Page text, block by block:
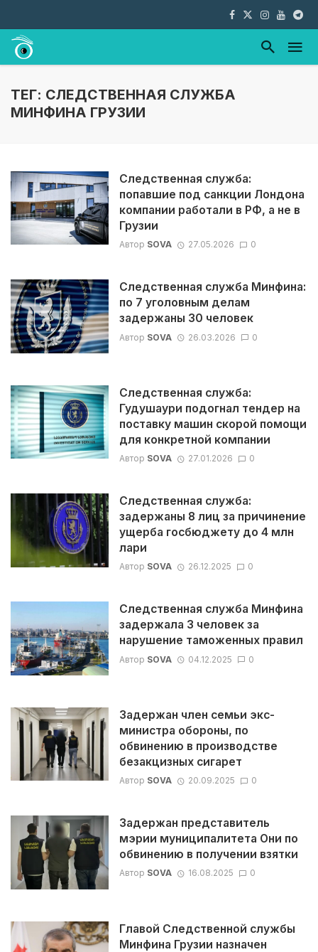
ТЕГ: СЛЕДСТВЕННАЯ СЛУЖБА
МИНФИНА ГРУЗИИ
Следственная служба:
попавшие под санкции Лондона
компании работали в РФ, а не в
Грузии
Автор SOVA 27.05.2026 0
Следственная служба Минфина:
по 7 уголовным делам
задержаны 30 человек
Автор SOVA 26.03.2026 0
Следственная служба:
Гудушаури подогнал тендер на
поставку машин скорой помощи
для конкретной компании
Автор SOVA 27.01.2026 0
Следственная служба:
задержаны 8 лиц за причинение
ущерба госбюджету до 4 млн
лари
Автор SOVA 26.12.2025 0
Следственная служба Минфина
задержала 3 человек за
нарушение таможенных правил
Автор SOVA 04.12.2025 0
Задержан член семьи экс-
министра обороны, по
обвинению в производстве
безакцизных сигарет
Автор SOVA 20.09.2025 0
Задержан представитель
мэрии муниципалитета Они по
обвинению в получении взятки
Автор SOVA 16.08.2025 0
Главой Следственной службы
Минфина Грузии назначен